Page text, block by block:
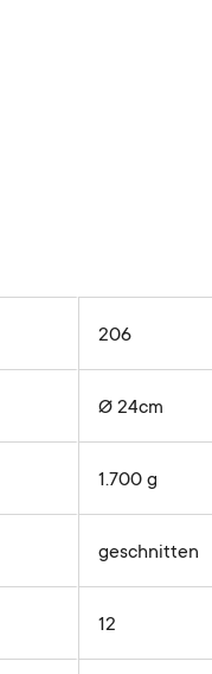
206
Ø 24cm
1.700 g
geschnitten
12